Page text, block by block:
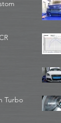
Turbo